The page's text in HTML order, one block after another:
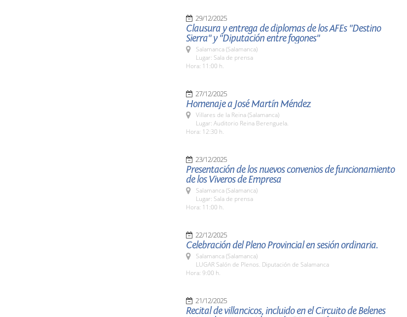
29/12/2025
Clausura y entrega de diplomas de los AFEs "Destino
Sierra" y "Diputación entre fogones"
Salamanca (Salamanca)
Lugar: Sala de prensa
Hora: 11:00 h.
27/12/2025
Homenaje a José Martín Méndez
Villares de la Reina (Salamanca)
Lugar: Auditorio Reina Berenguela.
Hora: 12:30 h.
23/12/2025
Presentación de los nuevos convenios de funcionamiento
de los Viveros de Empresa
Salamanca (Salamanca)
Lugar: Sala de prensa
Hora: 11:00 h.
22/12/2025
Celebración del Pleno Provincial en sesión ordinaria.
Salamanca (Salamanca)
LUGAR Salón de Plenos. Diputación de Salamanca
Hora: 9:00 h.
21/12/2025
Recital de villancicos, incluido en el Circuito de Belenes